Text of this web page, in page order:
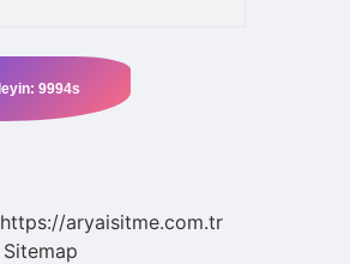
https://aryaisitme.com.tr
Sitemap